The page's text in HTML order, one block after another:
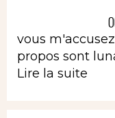
vous
propos sont
Lire la suite